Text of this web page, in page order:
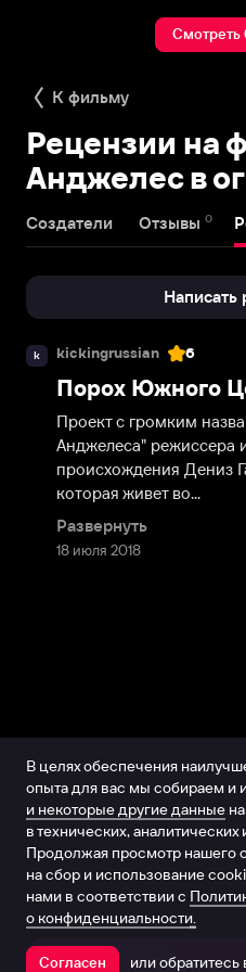
Смотреть
К фильму
Рецензии на
Анджелес в
Создатели Отзывы 0
Написать
k kickingrussian
18 июля 2018
6
Порох Южного
Проект с громким
Анджелеса" режиссера
происхождения Дениз
которая живет во...
Развернуть
Открыть в
В целях обеспечения
опыта для вас мы собираем и
и некоторые другие данные
в технических, аналитических
Продолжая просмотр нашего
на сбор и использование
нами в соответствии с
о конфиденциальности.
Согласен или обратитесь